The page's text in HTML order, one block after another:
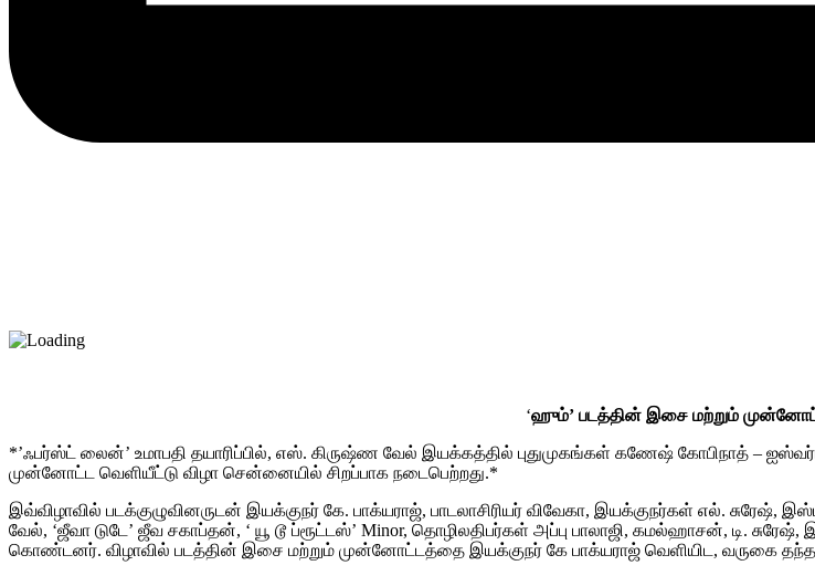
‘ஹும்’ படத்தின் இசை மற்றும்
*’ஃபர்ஸ்ட் லைன்’ உமாபதி தயாரிப்பில், எஸ். கிருஷ்ண வேல் இயக்கத்தில் புதுமுகங்கள் கணேஷ் கோபிநாத் –
முன்னோட்ட வெளியீட்டு விழா சென்னையில் சிறப்பாக நடைபெற்றது.*
இவ்விழாவில் படக்குழுவினருடன் இயக்குநர் கே. பாக்யராஜ், பாடலாசிரியர் விவேகா, இயக்குநர்கள் எல். சுரேஷ்,
வேல், ‘ஜீவா டுடே’ ஜீவ சகாப்தன், ‘ யூ டூ ப்ரூட்டஸ்’ Minor, தொழிலதிபர்கள் அப்பு பாலாஜி, கமல்ஹாசன், டி.
கொண்டனர். விழாவில் படத்தின் இசை மற்றும் முன்னோட்டத்தை இயக்குநர் கே பாக்யராஜ் வெளியிட, வருகை தந்த